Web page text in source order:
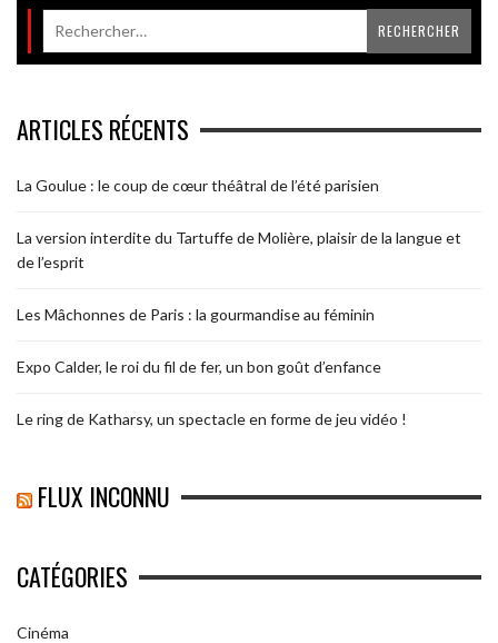
ARTICLES RÉCENTS
La Goulue : le coup de cœur théâtral de l’été parisien
La version interdite du Tartuffe de Molière, plaisir de la langue et
de l’esprit
Les Mâchonnes de Paris : la gourmandise au féminin
Expo Calder, le roi du fil de fer, un bon goût d’enfance
Le ring de Katharsy, un spectacle en forme de jeu vidéo !
FLUX INCONNU
CATÉGORIES
Cinéma